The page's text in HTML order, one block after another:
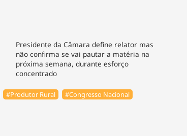
Presidente da Câmara define relator mas
não confirma se vai pautar a matéria na
próxima semana, durante esforço
concentrado
#Produtor Rural #Congresso Nacional